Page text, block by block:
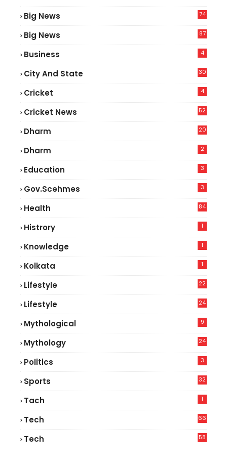
Big News
74
Big News
87
Business 4
City And State 30
Cricket 4
Cricket News
52
Dharm 20
Dharm 2
Education 3
Gov.scehmes 3
Health
84
Histrory 1
Knowledge 1
Kolkata 1
Lifestyle
22
Lifestyle
24
Mythological 9
Mythology 24
Politics 3
Sports 32
Tach 1
Tech
66
Tech
58